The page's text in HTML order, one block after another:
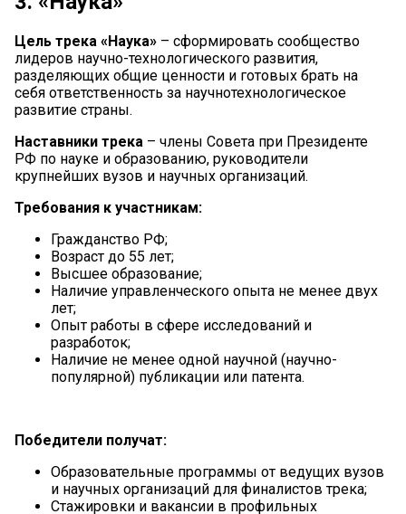
Цель трека «Наука» – сформировать сообщество
лидеров научно-технологического развития,
разделяющих общие ценности и готовых брать на
себя ответственность за научнотехнологическое
развитие страны.
Наставники трека – члены Совета при Президенте
РФ по науке и образованию, руководители
крупнейших вузов и научных организаций.
Требования к участникам:
Гражданство РФ;
Возраст до 55 лет;
Высшее образование;
Наличие управленческого опыта не менее двух
лет;
Опыт работы в сфере исследований и
разработок;
Наличие не менее одной научной (научно-
популярной) публикации или патента.
Победители получат:
Образовательные программы от ведущих вузов
и научных организаций для финалистов трека;
Стажировки и вакансии в профильных